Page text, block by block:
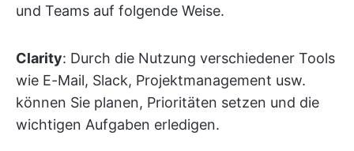
und Teams auf folgende Weise.
Clarity: Durch die Nutzung verschiedener Tools
wie E-Mail, Slack, Projektmanagement usw.
können Sie planen, Prioritäten setzen und die
wichtigen Aufgaben erledigen.